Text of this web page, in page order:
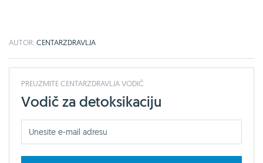
AUTOR: CENTARZDRAVLJA
PREUZMITE CENTARZDRAVLJA VODIČ
Vodič za detoksikaciju